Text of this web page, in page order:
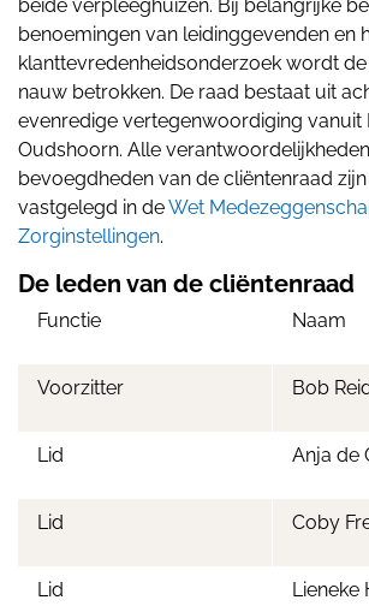
beide verpleeghuizen. Bij belangrijke
benoemingen van leidinggevenden en
klanttevredenheidsonderzoek wordt
nauw betrokken. De raad bestaat uit
evenredige vertegenwoordiging vanuit
Oudshoorn. Alle
bevoegdheden van de cliëntenraad
vastgelegd in deWet
Zorginstellingen.
De leden van de cliëntenraad
Functie Naam
Voorzitter Bob
Lid Anja de
Lid Coby
Lid Lieneke